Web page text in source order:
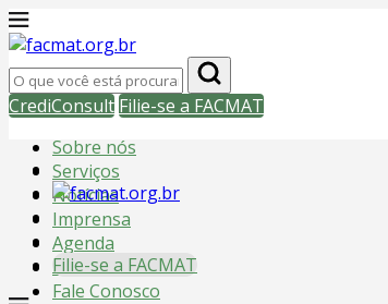
CrediConsult Filie-se a FACMAT
Sobre nós
Serviços
Notícias
Imprensa
Agenda
Filiadas
Fale Conosco
Filie-se a FACMAT